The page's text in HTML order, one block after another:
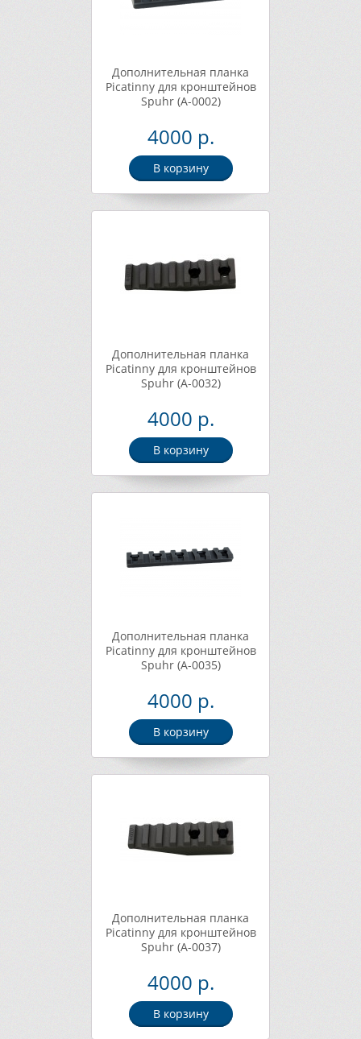
Дополнительная планка
Picatinny для кронштейнов
Spuhr (A-0002)
4000 р.
В корзину
Дополнительная планка
Picatinny для кронштейнов
Spuhr (A-0032)
4000 р.
В корзину
Дополнительная планка
Picatinny для кронштейнов
Spuhr (A-0035)
4000 р.
В корзину
Дополнительная планка
Picatinny для кронштейнов
Spuhr (A-0037)
4000 р.
В корзину